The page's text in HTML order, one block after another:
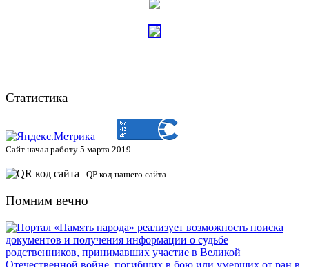
Статистика
Сайт начал работу 5 марта 2019
QP код нашего сайта
Помним вечно